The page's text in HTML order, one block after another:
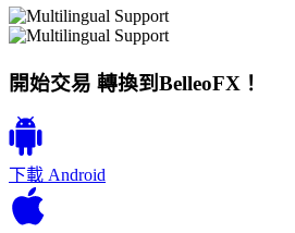
開始交易 轉換到BelleoFX！
下載 Android